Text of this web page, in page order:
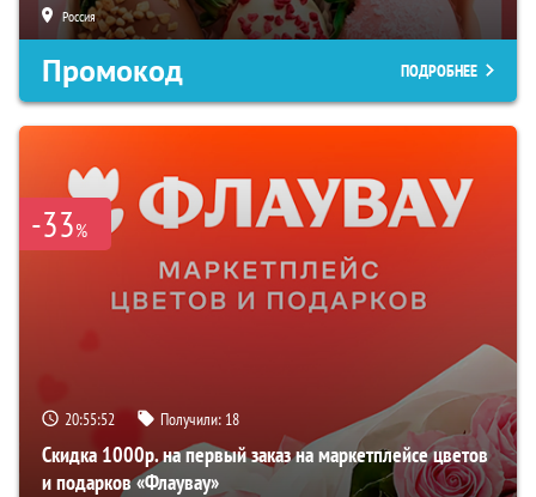
Россия
Промокод ПОДРОБНЕЕ
-33%
20:55:51 Получили: 18
Скидка 1000р. на первый заказ на маркетплейсе цветов
и подарков «Флаувау»